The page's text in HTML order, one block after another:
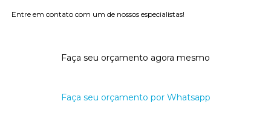
Entre em contato com um de nossos especialistas!
Faça seu orçamento agora mesmo
Faça seu orçamento por Whatsapp